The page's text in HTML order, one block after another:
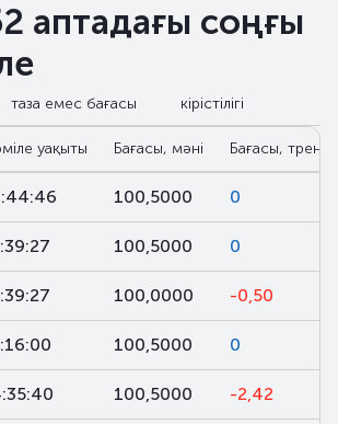
аптадағы соңғы
таза емес бағасы кірістілігі
уақыты Бағасы, мәні Бағасы, тренд,
100,5000 0
100,5000 0
100,0000 -0,50
100,5000 0
100,5000 -2,42